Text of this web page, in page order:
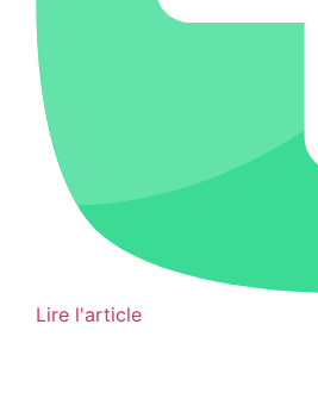
Lire l'article